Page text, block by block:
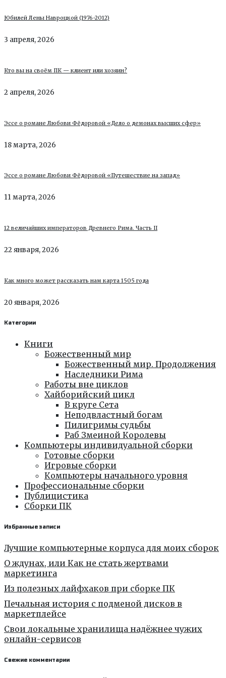
Юбилей Лены Навроцкой (1976-2012)
3 апреля, 2026
Кто вы на своём ПК — клиент или хозяин?
2 апреля, 2026
Эссе о романе Любови Фёдоровой «Дело о демонах высших сфер»
18 марта, 2026
Эссе о романе Любови Фёдоровой «Путешествие на запад»
11 марта, 2026
12 величайших императоров Древнего Рима. Часть II
22 января, 2026
Как много может рассказать нам карта 1505 года
20 января, 2026
Категории
Книги
Божественный мир
Божественный мир. Продолжения
Наследники Рима
Работы вне циклов
Хайборийский цикл
В круге Сета
Неподвластный богам
Пилигримы судьбы
Раб Змеиной Королевы
Компьютеры индивидуальной сборки
Готовые сборки
Игровые сборки
Компьютеры начального уровня
Профессиональные сборки
Публицистика
Сборки ПК
Избранные записи
Лучшие компьютерные корпуса для моих сборок
О ждунах, или Как не стать жертвами
маркетинга
Из полезных лайфхаков при сборке ПК
Печальная история с подменой дисков в
маркетплейсе
Свои локальные хранилища надёжнее чужих
онлайн-сервисов
Свежие комментарии